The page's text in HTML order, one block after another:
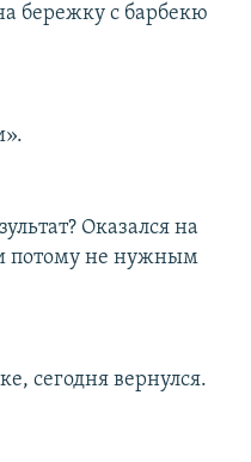
бережку с барбекю
Оказался на
потому не нужным
сегодня вернулся.